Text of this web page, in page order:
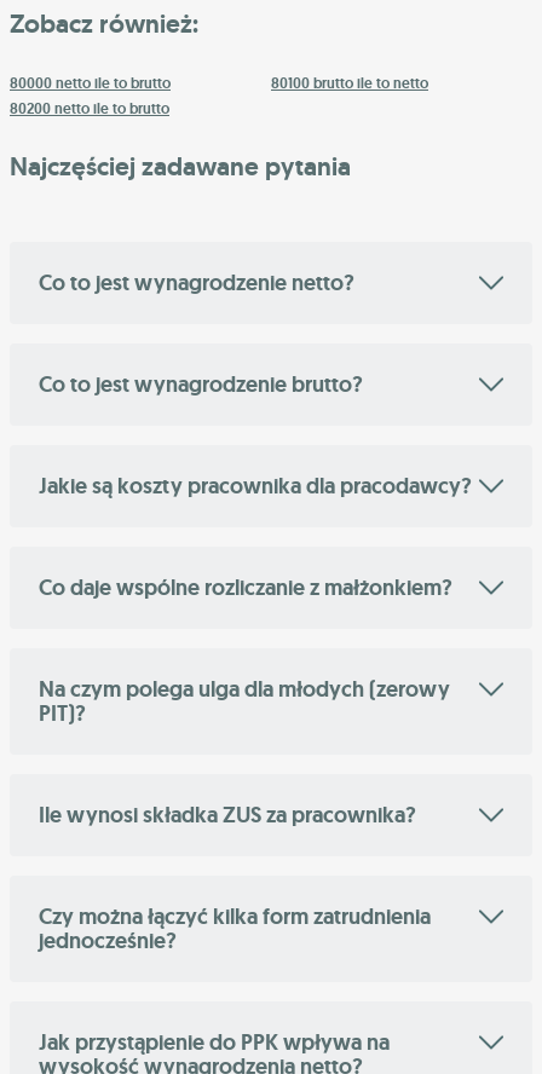
Zobacz również:
80000 netto ile to brutto
80100 brutto ile to netto
80200 netto ile to brutto
Najczęściej zadawane pytania
Co to jest wynagrodzenie netto?
Co to jest wynagrodzenie brutto?
Jakie są koszty pracownika dla pracodawcy?
Co daje wspólne rozliczanie z małżonkiem?
Na czym polega ulga dla młodych (zerowy
PIT)?
Ile wynosi składka ZUS za pracownika?
Czy można łączyć kilka form zatrudnienia
jednocześnie?
Jak przystąpienie do PPK wpływa na
wysokość wynagrodzenia netto?